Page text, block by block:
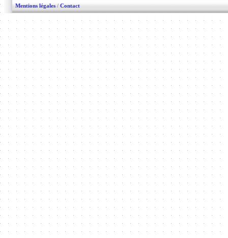
Mentions légales / Contact